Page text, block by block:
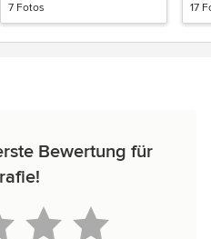
7 Fotos 17
Bewertung für